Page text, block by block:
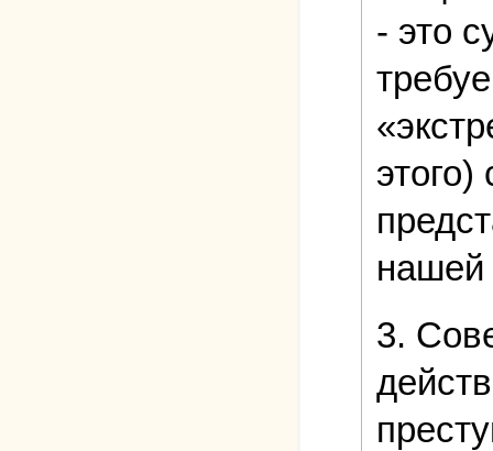
- это
нашей
3.